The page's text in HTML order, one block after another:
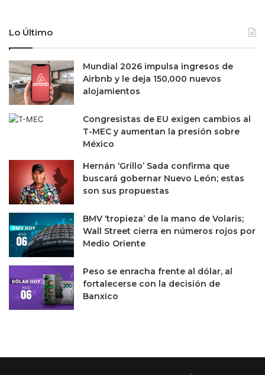
Lo Último
Mundial 2026 impulsa ingresos de
Airbnb y le deja 150,000 nuevos
alojamientos
Congresistas de EU exigen cambios al
T-MEC y aumentan la presión sobre
México
Hernán ‘Grillo’ Sada confirma que
buscará gobernar Nuevo León; estas
son sus propuestas
BMV ‘tropieza’ de la mano de Volaris;
Wall Street cierra en números rojos por
Medio Oriente
Peso se enracha frente al dólar, al
fortalecerse con la decisión de
Banxico